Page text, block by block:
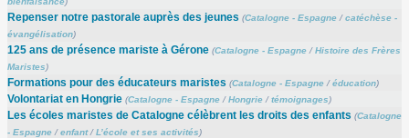
Repenser notre pastorale auprès des jeunes (Catalogne - Espagne/catéchèse -
évangélisation)
125 ans de présence mariste à Gérone (Catalogne - Espagne/Histoire des Frères
Maristes)
Formations pour des éducateurs maristes (Catalogne - Espagne/éducation)
Volontariat en Hongrie (Catalogne - Espagne/Hongrie/témoignages)
Les écoles maristes de Catalogne célèbrent les droits des enfants (Catalogne
- Espagne/enfant/L’école et ses activités)